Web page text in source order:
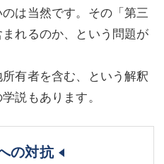
は当然です。その「第三
れるのか、という問題が
有者を含む、という解釈
説もあります。
の対抗